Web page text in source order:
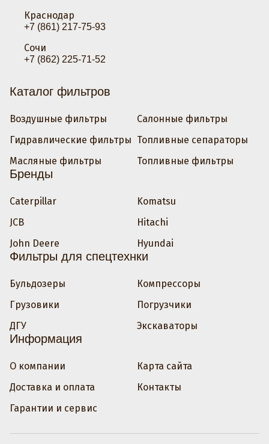
Краснодар
+7 (861) 217-75-93
Сочи
+7 (862) 225-71-52
Каталог фильтров
Воздушные фильтры
Гидравлические фильтры
Масляные фильтры
Салонные фильтры
Топливные сепараторы
Топливные фильтры
Бренды
Caterpillar
JCB
John Deere
Komatsu
Hitachi
Hyundai
Фильтры для спецтехнки
Бульдозеры
Грузовики
ДГУ
Компрессоры
Погрузчики
Экскаваторы
Информация
О компании
Доставка и оплата
Гарантии и сервис
Карта сайта
Контакты